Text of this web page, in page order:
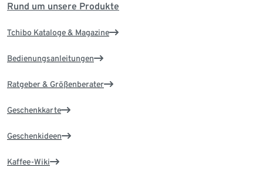
Rund um unsere Produkte
Tchibo Kataloge & Magazine
Bedienungsanleitungen
Ratgeber & Größenberater
Geschenkkarte
Geschenkideen
Kaffee-Wiki